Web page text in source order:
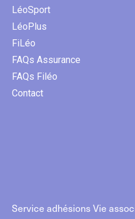
LéoSport
LéoPlus
FiLéo
FAQs Assurance
FAQs Filéo
Contact
Service adhésions Vie